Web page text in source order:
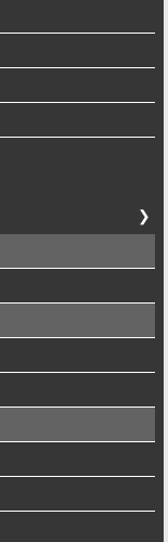
❯